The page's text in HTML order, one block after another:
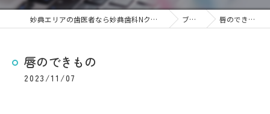
妙典エリアの歯医者なら妙典歯科Nクリニック ブログ 唇のできもの
唇のできもの
2023/11/07